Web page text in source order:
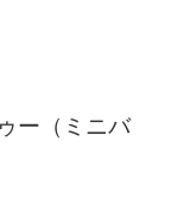
ー（ミニバ